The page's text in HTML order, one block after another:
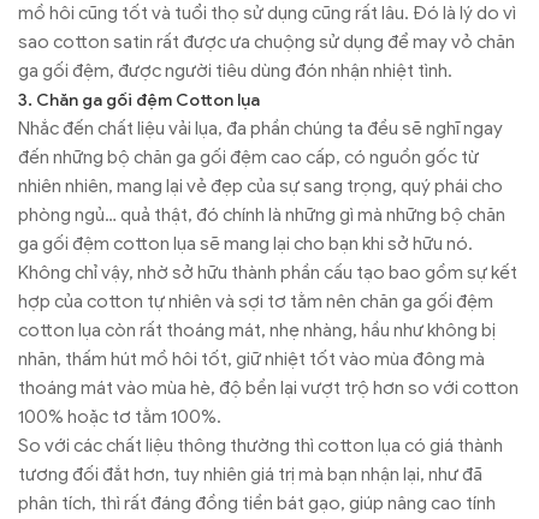
mồ hôi cũng tốt và tuổi thọ sử dụng cũng rất lâu. Đó là lý do vì
sao cotton satin rất được ưa chuộng sử dụng để may vỏ chăn
ga gối đệm, được người tiêu dùng đón nhận nhiệt tình.
3. Chăn ga gối đệm Cotton lụa
Nhắc đến chất liệu vải lụa, đa phần chúng ta đều sẽ nghĩ ngay
đến những bộ chăn ga gối đệm cao cấp, có nguồn gốc từ
nhiên nhiên, mang lại vẻ đẹp của sự sang trọng, quý phái cho
phòng ngủ… quả thật, đó chính là những gì mà những bộ chăn
ga gối đệm cotton lụa sẽ mang lại cho bạn khi sở hữu nó.
Không chỉ vậy, nhờ sở hữu thành phần cấu tạo bao gồm sự kết
hợp của cotton tự nhiên và sợi tơ tằm nên chăn ga gối đệm
cotton lụa còn rất thoáng mát, nhẹ nhàng, hầu như không bị
nhăn, thấm hút mồ hôi tốt, giữ nhiệt tốt vào mùa đông mà
thoáng mát vào mùa hè, độ bền lại vượt trộ hơn so với cotton
100% hoặc tơ tằm 100%.
So với các chất liệu thông thường thì cotton lụa có giá thành
tương đối đắt hơn, tuy nhiên giá trị mà bạn nhận lại, như đã
phân tích, thì rất đáng đồng tiền bát gạo, giúp nâng cao tính